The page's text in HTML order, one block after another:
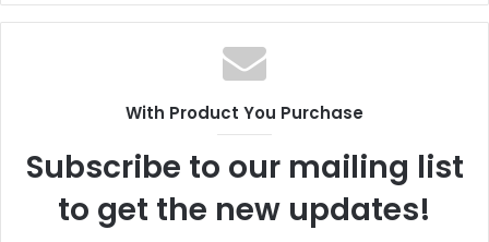
e
b
t
a
c
e
o
k
i
r
With Product You Purchase
Subscribe to our mailing list
to get the new updates!